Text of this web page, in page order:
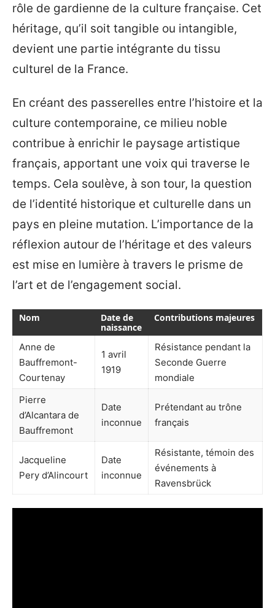
rôle de gardienne de la culture française. Cet
héritage, qu’il soit tangible ou intangible,
devient une partie intégrante du tissu
culturel de la France.
En créant des passerelles entre l’histoire et la
culture contemporaine, ce milieu noble
contribue à enrichir le paysage artistique
français, apportant une voix qui traverse le
temps. Cela soulève, à son tour, la question
de l’identité historique et culturelle dans un
pays en pleine mutation. L’importance de la
réflexion autour de l’héritage et des valeurs
est mise en lumière à travers le prisme de
l’art et de l’engagement social.
Nom
Date de
naissance
Contributions majeures
Anne de
Bauffremont-
Courtenay
1 avril
1919
Résistance pendant la
Seconde Guerre
mondiale
Pierre
d’Alcantara de
Bauffremont
Date
inconnue
Prétendant au trône
français
Jacqueline
Pery d’Alincourt
Date
inconnue
Résistante, témoin des
événements à
Ravensbrück